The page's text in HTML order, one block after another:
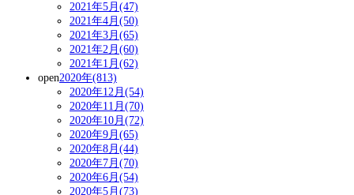
2021年5月(47)
2021年4月(50)
2021年3月(65)
2021年2月(60)
2021年1月(62)
open2020年(813)
2020年12月(54)
2020年11月(70)
2020年10月(72)
2020年9月(65)
2020年8月(44)
2020年7月(70)
2020年6月(54)
2020年5月(73)